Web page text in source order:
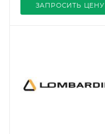
ЗАПРОСИТЬ ЦЕНУ